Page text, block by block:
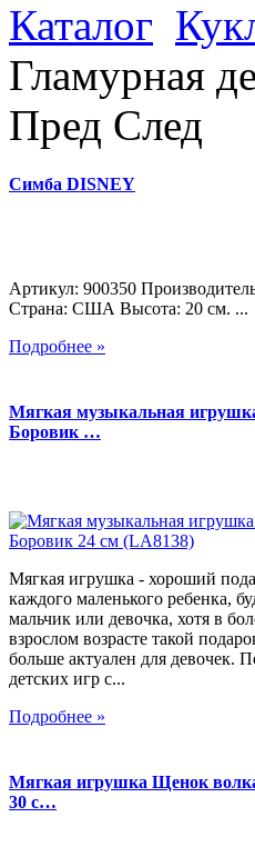
Каталог
Гламурная
Пред След
Симба DISNEY
Артикул: 900350
Страна: США Высота: 20 см. ...
Подробнее »
Мягкая музыкальная
Боровик …
Мягкая игрушка - хороший
каждого маленького ребенка,
мальчик или девочка, хотя в
взрослом возрасте такой
больше актуален для девочек.
детских игр с...
Подробнее »
Мягкая игрушка Щенок
30 с…